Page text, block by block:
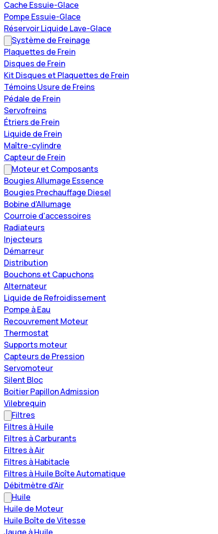
Cache Essuie-Glace
Pompe Essuie-Glace
Réservoir Liquide Lave-Glace
Système de Freinage
Plaquettes de Frein
Disques de Frein
Kit Disques et Plaquettes de Frein
Témoins Usure de Freins
Pédale de Frein
Servofreins
Étriers de Frein
Liquide de Frein
Maître-cylindre
Capteur de Frein
Moteur et Composants
Bougies Allumage Essence
Bougies Prechauffage Diesel
Bobine d'Allumage
Courroie d'accessoires
Radiateurs
Injecteurs
Démarreur
Distribution
Bouchons et Capuchons
Alternateur
Liquide de Refroidissement
Pompe à Eau
Recouvrement Moteur
Thermostat
Supports moteur
Capteurs de Pression
Servomoteur
Silent Bloc
Boitier Papillon Admission
Vilebrequin
Filtres
Filtres à Huile
Filtres à Carburants
Filtres à Air
Filtres à Habitacle
Filtres à Huile Boîte Automatique
Débitmètre d'Air
Huile
Huile de Moteur
Huile Boîte de Vitesse